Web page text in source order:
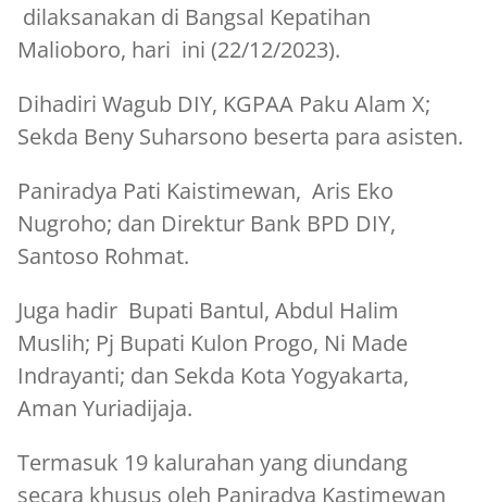
dilaksanakan di Bangsal Kepatihan
Malioboro, hari ini (22/12/2023).
Dihadiri Wagub DIY, KGPAA Paku Alam X;
Sekda Beny Suharsono beserta para asisten.
Paniradya Pati Kaistimewan, Aris Eko
Nugroho; dan Direktur Bank BPD DIY,
Santoso Rohmat.
Juga hadir Bupati Bantul, Abdul Halim
Muslih; Pj Bupati Kulon Progo, Ni Made
Indrayanti; dan Sekda Kota Yogyakarta,
Aman Yuriadijaja.
Termasuk 19 kalurahan yang diundang
secara khusus oleh Paniradya Kastimewan